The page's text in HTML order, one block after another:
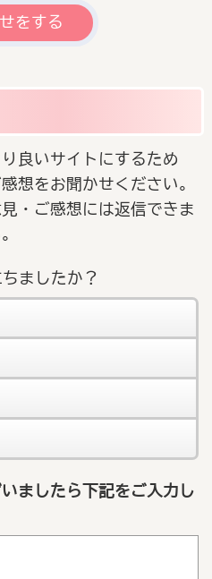
をする
良いサイトにするため
想をお聞かせください。
・ご感想には返信できま
ましたか？
ましたら下記をご入力し